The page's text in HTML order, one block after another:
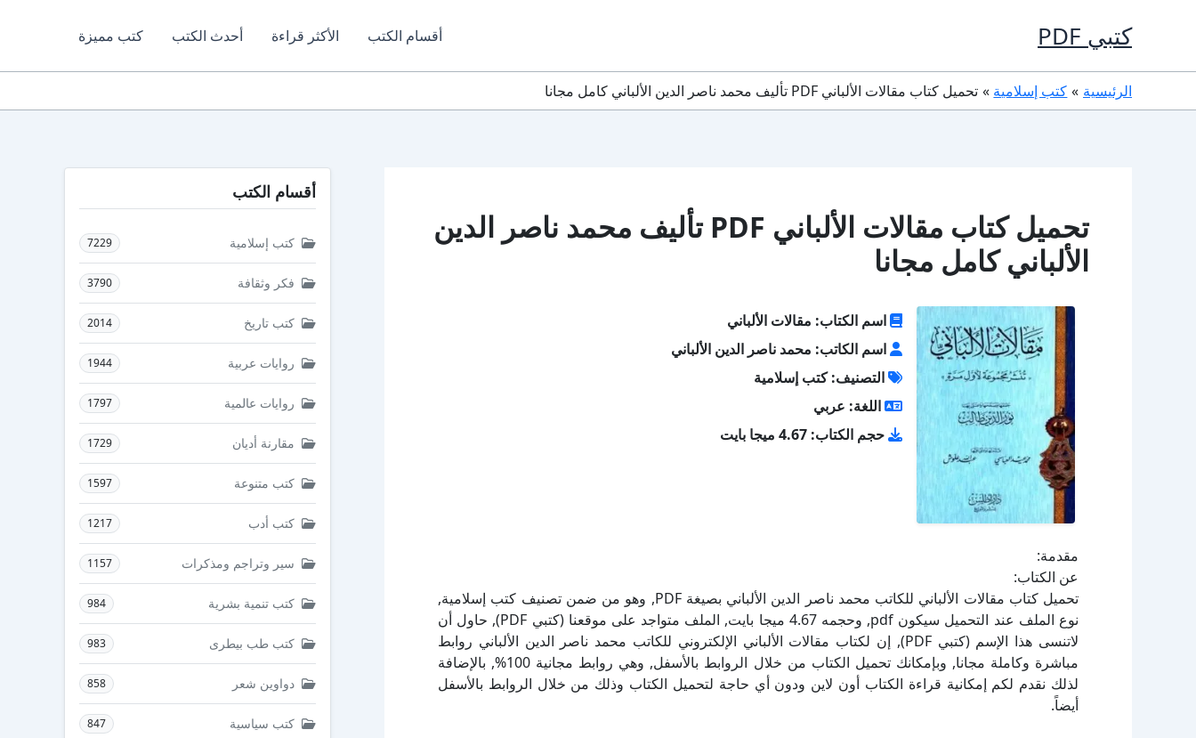
كتبي PDF أقسام الكتب الأكثر قراءة أحدث الكتب كتب مميزة
الرئيسية كتب إسلامية تحميل كتاب مقالات الألباني PDF تأليف محمد ناصر الدين الألباني كامل مجانا
تحميل كتاب مقالات الألباني PDF تأليف محمد ناصر الدين
الألباني كامل مجانا
اسم الكتاب: مقالات الألباني
اسم الكاتب: محمد ناصر الدين الألباني
التصنيف: كتب إسلامية
اللغة: عربي
حجم الكتاب: 4.67 ميجا بايت
مقدمة:
عن الكتاب:
تحميل كتاب مقالات الألباني للكاتب محمد ناصر الدين الألباني بصيغة PDF, وهو من ضمن تصنيف كتب إسلامية,
نوع الملف عند التحميل سيكون pdf, وحجمه 4.67 ميجا بايت, الملف متواجد على موقعنا (كتبي PDF), حاول أن
لاتنسى هذا الإسم (كتبي PDF), إن لكتاب مقالات الألباني الإلكتروني للكاتب محمد ناصر الدين الألباني روابط
مباشرة وكاملة مجانا, وبإمكانك تحميل الكتاب من خلال الروابط بالأسفل, وهي روابط مجانية 100%, بالإضافة
لذلك نقدم لكم إمكانية قراءة الكتاب أون لاين ودون أي حاجة لتحميل الكتاب وذلك من خلال الروابط بالأسفل
أيضاً.
أقسام الكتب
كتب إسلامية 7229
فكر وثقافة 3790
كتب تاريخ 2014
روايات عربية 1944
روايات عالمية 1797
مقارنة أديان 1729
كتب متنوعة 1597
كتب أدب 1217
سير وتراجم ومذكرات 1157
كتب تنمية بشرية 984
كتب طب بيطرى 983
دواوين شعر 858
كتب سياسية 847